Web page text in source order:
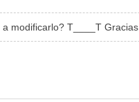
modificarlo? T____T Gracias